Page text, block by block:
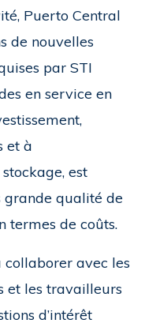
Puerto Central
de nouvelles
par STI
en service en
et à
est
grande qualité de
termes de coûts.
collaborer avec les
et les travailleurs
d’intérêt